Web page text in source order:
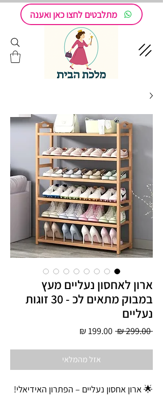
מתלבטים לחצו כאן ואענה
ארון לאחסון נעליים מעץ
במבוק מתאים לכ - 30 זוגות
נעליים
‏299.00 ‏₪
מחיר
אזל מהמלאי
🌟 ארון אחסון נעליים – הפתרון האידיאלי!